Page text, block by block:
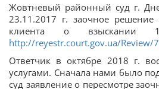
Жовтневый районный суд г.
23.11.2017 г. заочное
клиента о взыскании
http://reyestr.court.gov.ua/Review/
Ответчик в октябре 2018 г.
услугами. Сначала нами было
суд заявление о пересмотре